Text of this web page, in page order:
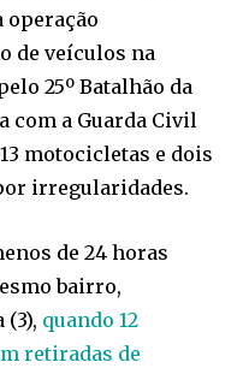
operação
de veículos na
25º Batalhão da
a Guarda Civil
motocicletas e dois
irregularidades.
de 24 horas
bairro,
(3), quando 12
retiradas de